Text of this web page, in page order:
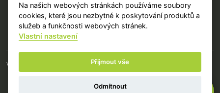
Objednání potisku/výšivky
Vše o nákupu Tabulky velikostí
Obchodní podmínky a reklamace
Na našich webových stránkách používáme soubory
cookies, které jsou nezbytné k poskytování produktů a
služeb a funkčnosti webových stránek.
Vlastní nastavení
Přijmout vše
Odmítnout